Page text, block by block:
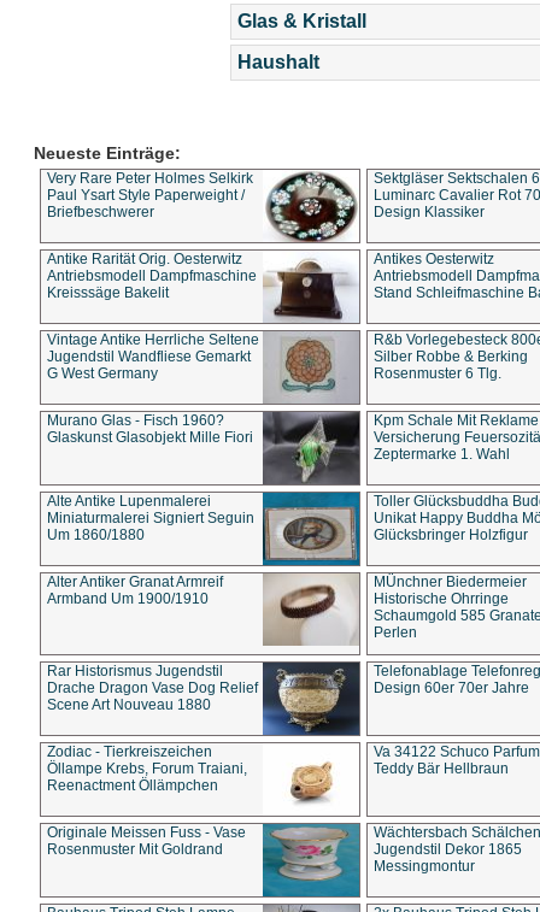
Glas & Kristall
Haushalt
Neueste Einträge:
Very Rare Peter Holmes Selkirk
Paul Ysart Style Paperweight /
Briefbeschwerer
Sektgläser Sektschalen
Luminarc Cavalier Rot
Design Klassiker
Antike Rarität Orig. Oesterwitz
Antriebsmodell Dampfmaschine
Kreisssäge Bakelit
Antikes Oesterwitz
Antriebsmodell
Stand Schleifmaschine
Vintage Antike Herrliche Seltene
Jugendstil Wandfliese Gemarkt
G West Germany
R&b Vorlegebesteck
Silber Robbe & Berking
Rosenmuster 6 Tlg.
Murano Glas - Fisch 1960?
Glaskunst Glasobjekt Mille Fiori
Kpm Schale Mit Reklame
Versicherung
Zeptermarke 1. Wahl
Alte Antike Lupenmalerei
Miniaturmalerei Signiert Seguin
Um 1860/1880
Toller Glücksbuddha
Unikat Happy Buddha
Glücksbringer Holzfigur
Alter Antiker Granat Armreif
Armband Um 1900/1910
MÜnchner Biedermeier
Historische Ohrringe
Schaumgold 585
Perlen
Rar Historismus Jugendstil
Drache Dragon Vase Dog Relief
Scene Art Nouveau 1880
Telefonablage
Design 60er 70er Jahre
Zodiac - Tierkreiszeichen
Öllampe Krebs, Forum Traiani,
Reenactment Öllämpchen
Va 34122 Schuco
Teddy Bär Hellbraun
Originale Meissen Fuss - Vase
Rosenmuster Mit Goldrand
Wächtersbach Schälchen
Jugendstil Dekor 1865
Messingmontur